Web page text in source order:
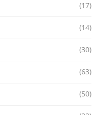
(17)
(14)
(30)
(63)
(50)